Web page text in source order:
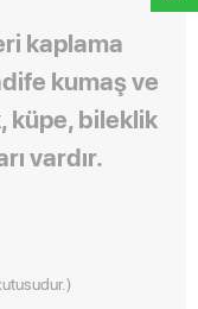
kaplama
kumaş ve
küpe, bileklik
vardır.